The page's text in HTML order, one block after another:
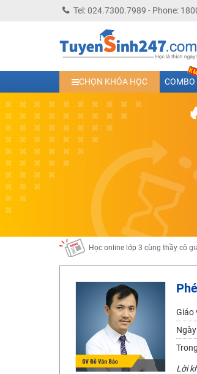
Tel: 024.7300.7989 - Phone:
CHỌN KHÓA HỌC COMBO
Học trực tuyến lớp 10 các môn
Học online trực tuyến cấp Tiểu
Học online lớp 5 cùng thầy cô
Học online lớp 7 cùng thầy cô
Học online lớp 6 cùng thầy cô
Học online lớp 8 cùng thầy cô
2K13! Bứt Phá Lớp 5 Năm Học
Học online lớp 4 cùng thầy cô
Học online lớp 3 cùng thầy cô
Học online lớp 2 với thầy cô
2K6! Lộ Trình Sun 2024 - Ba
Hot! Lễ hội đồng giá 449K -
Khuyến Mãi Khoá Học 1K Chỉ
Đồng giá khóa học 499K - 399K
Khai giảng các khóa lớp 9 Toán -
Giáo
Lời